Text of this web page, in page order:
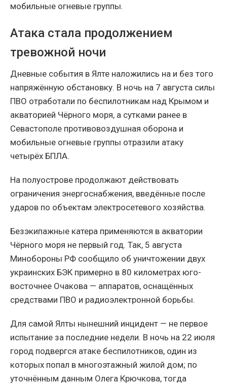
мобильные огневые группы.
Атака стала продолжением
тревожной ночи
Дневные события в Ялте наложились на и без того
напряжённую обстановку. В ночь на 7 августа силы
ПВО отработали по беспилотникам над Крымом и
акваторией Чёрного моря, а сутками ранее в
Севастополе противовоздушная оборона и
мобильные огневые группы отразили атаку
четырёх БПЛА.
На полуострове продолжают действовать
ограничения энергоснабжения, введённые после
ударов по объектам электросетевого хозяйства.
Безэкипажные катера применяются в акватории
Чёрного моря не первый год. Так, 5 августа
Минобороны РФ сообщило об уничтожении двух
украинских БЭК примерно в 80 километрах юго-
восточнее Очакова — аппаратов, оснащённых
средствами ПВО и радиоэлектронной борьбы.
Для самой Ялты нынешний инцидент — не первое
испытание за последние недели. В ночь на 22 июля
город подвергся атаке беспилотников, один из
которых попал в многоэтажный жилой дом; по
уточнённым данным Олега Крючкова, тогда